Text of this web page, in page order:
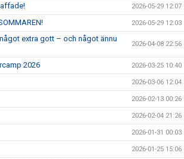
2026-05-29 12:07
2026-05-29 12:03
extra gott – och något ännu
2026-04-08 22:56
2026 2026-03-25 10:40
2026-03-06 12:04
2026-02-13 00:26
2026-02-04 21:26
2026-01-31 00:03
2026-01-25 15:06